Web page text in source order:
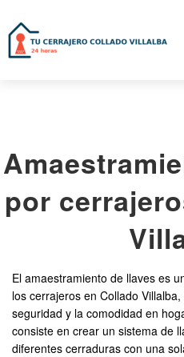
919932736
CERRAJEROS COLLADO
CONTACTAR
por
El amaestramiento de llaves es
los cerrajeros en Collado
seguridad y la comodidad en
consiste en crear un sistema de
diferentes cerraduras con una